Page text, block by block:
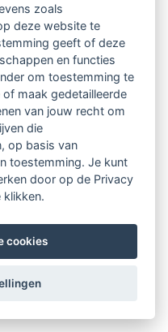
zoals
deze website te
geeft of deze
en functies
om toestemming te
maak gedetailleerde
van jouw recht om
die
op basis van
toestemming. Je kunt
door op de Privacy
klikken.
cookies